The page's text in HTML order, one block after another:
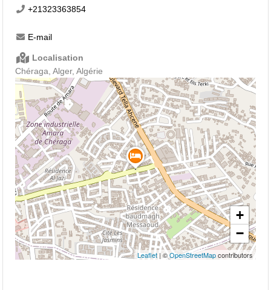
+21323363854
E-mail
Localisation
Chéraga, Alger, Algérie
+
−
Leaflet| ©OpenStreetMapcontributors